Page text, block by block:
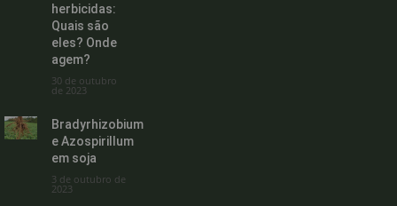
herbicidas:
Quais são
eles? Onde
agem?
30 de outubro
de 2023
Bradyrhizobium
e Azospirillum
em soja
3 de outubro de
2023